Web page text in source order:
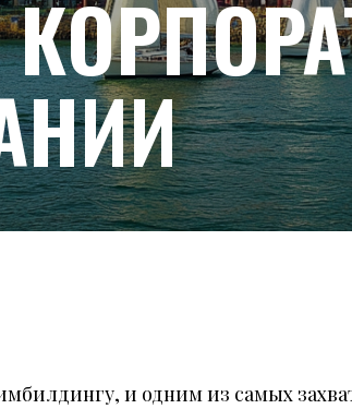
и одним из самых